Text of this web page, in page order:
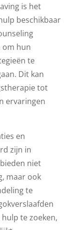
is het
beschikbaar
om hun
te
Dit kan
tot
ervaringen
en
zijn in
niet
maar ook
te
te zoeken,